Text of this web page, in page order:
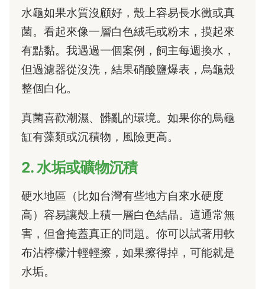
水龜如果水質沒顧好，殼上容易長水黴或真
菌。看起來像一層白色絨毛或粉末，摸起來
有點黏。我遇過一個案例，飼主每週換水，
但過濾器從沒洗，結果硝酸鹽爆表，烏龜殼
整個白化。
真菌喜歡潮濕、髒亂的環境。如果你的烏龜
缸有藻類或沉積物，風險更高。
2. 水垢或礦物沉積
硬水地區（比如台灣有些地方自來水硬度
高）容易讓殼上積一層白色結晶。這通常無
害，但會掩蓋真正的問題。你可以試著用軟
布沾檸檬汁輕輕擦，如果擦得掉，可能就是
水垢。